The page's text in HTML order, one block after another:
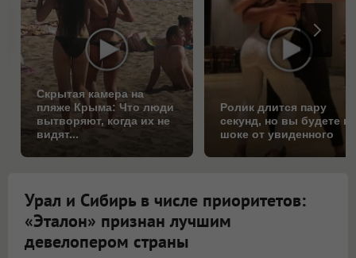
Скрытая камера на
пляже Крыма: Что люди
вытворяют, когда их не
видят...
Ролик длится пару
секунд, но вы будете в
шоке от увиденного
Урал и Сибирь в числе приоритетов:
«Эталон» признан лучшим
девелопером страны